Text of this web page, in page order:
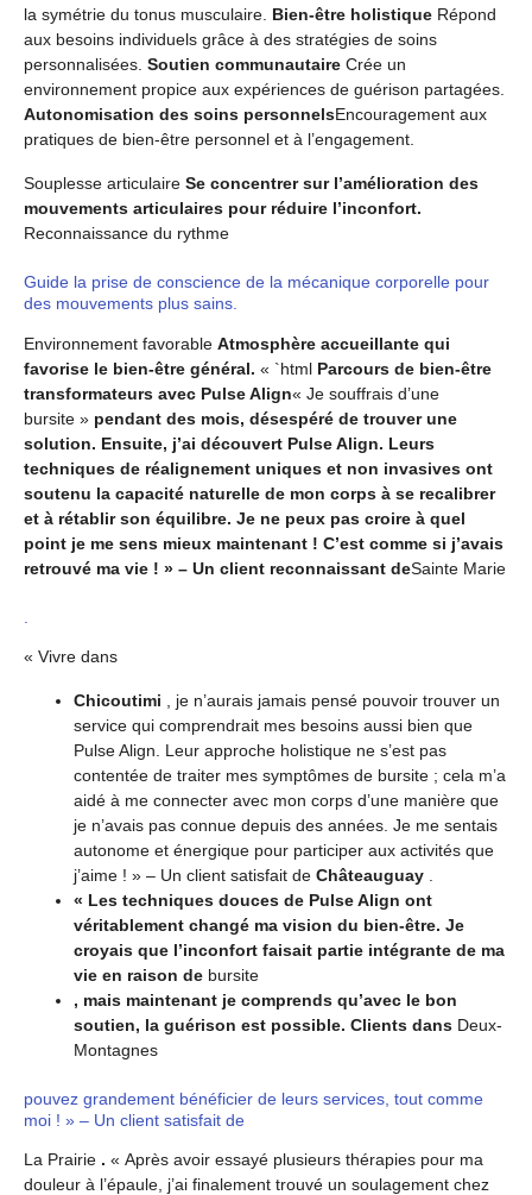
la symétrie du tonus musculaire. Bien-être holistique Répond
aux besoins individuels grâce à des stratégies de soins
personnalisées. Soutien communautaire Crée un
environnement propice aux expériences de guérison partagées.
Autonomisation des soins personnelsEncouragement aux
pratiques de bien-être personnel et à l’engagement.
Souplesse articulaire Se concentrer sur l’amélioration des
mouvements articulaires pour réduire l’inconfort.
Reconnaissance du rythme
Guide la prise de conscience de la mécanique corporelle pour
des mouvements plus sains.
Environnement favorable Atmosphère accueillante qui
favorise le bien-être général. « `html Parcours de bien-être
transformateurs avec Pulse Align« Je souffrais d’une
bursite » pendant des mois, désespéré de trouver une
solution. Ensuite, j’ai découvert Pulse Align. Leurs
techniques de réalignement uniques et non invasives ont
soutenu la capacité naturelle de mon corps à se recalibrer
et à rétablir son équilibre. Je ne peux pas croire à quel
point je me sens mieux maintenant ! C’est comme si j’avais
retrouvé ma vie ! » – Un client reconnaissant deSainte Marie
« Vivre dans
Chicoutimi , je n’aurais jamais pensé pouvoir trouver un
service qui comprendrait mes besoins aussi bien que
Pulse Align. Leur approche holistique ne s’est pas
contentée de traiter mes symptômes de bursite ; cela m’a
aidé à me connecter avec mon corps d’une manière que
je n’avais pas connue depuis des années. Je me sentais
autonome et énergique pour participer aux activités que
j’aime ! » – Un client satisfait de Châteauguay
« Les techniques douces de Pulse Align ont
véritablement changé ma vision du bien-être. Je
croyais que l’inconfort faisait partie intégrante de ma
vie en raison de bursite
, mais maintenant je comprends qu’avec le bon
soutien, la guérison est possible. Clients dans Deux-
Montagnes
pouvez grandement bénéficier de leurs services, tout comme
moi ! » – Un client satisfait de
La Prairie . « Après avoir essayé plusieurs thérapies pour ma
douleur à l’épaule, j’ai finalement trouvé un soulagement chez